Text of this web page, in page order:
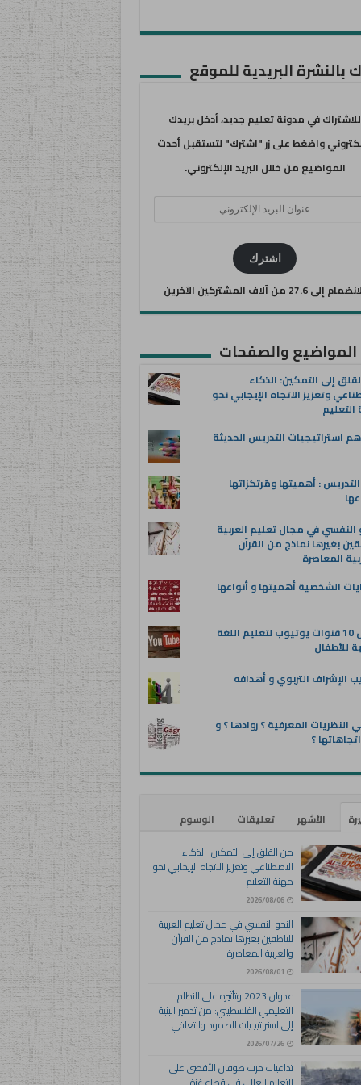
بالنشرة البريدية للموقع
للاشتراك في مدونة تعليم جديد، أدخل بريدك
واضغط على زر "اشترك" لتستقبل أحدث
المواضيع من خلال البريد الإلكتروني.
اشترك
إلى 27.6 من آلاف المشتركين الآخرين
المواضيع والصفحات
إلى التمكين: الذكاء
وتعزيز الاتجاه الإيجابي نحو
استراتيجيات التدريس الحديثة
: أهميتها ومُرتكزاتها
النفسي في مجال تعليم العربية
بغيرها نماذج من القرآن
المعاصرة
الشخصية أهميتها و أنواعها
أفضل 10 قنوات يوتيوب لتعليم اللغة
للأطفال
الإشراف التربوي و أهدافه
النظريات المعرفية ؟ روادها ؟ و
؟
الأشهر تعليقات
الوسوم
من القلق إلى التمكين: الذكاء
الاصطناعي وتعزيز الاتجاه الإيجابي نحو
مهنة التعليم
2026/08/06
النحو النفسي في مجال تعليم العربية
للناطقين بغيرها نماذج من القرآن
والعربية المعاصرة
2026/08/01
عدوان 2023 وتأثيره على النظام
التعليمي الفلسطيني: من تدمير البنية
إلى استراتيجيات الصمود والتعافي
2026/07/26
تداعيات حرب طوفان الأقصى على